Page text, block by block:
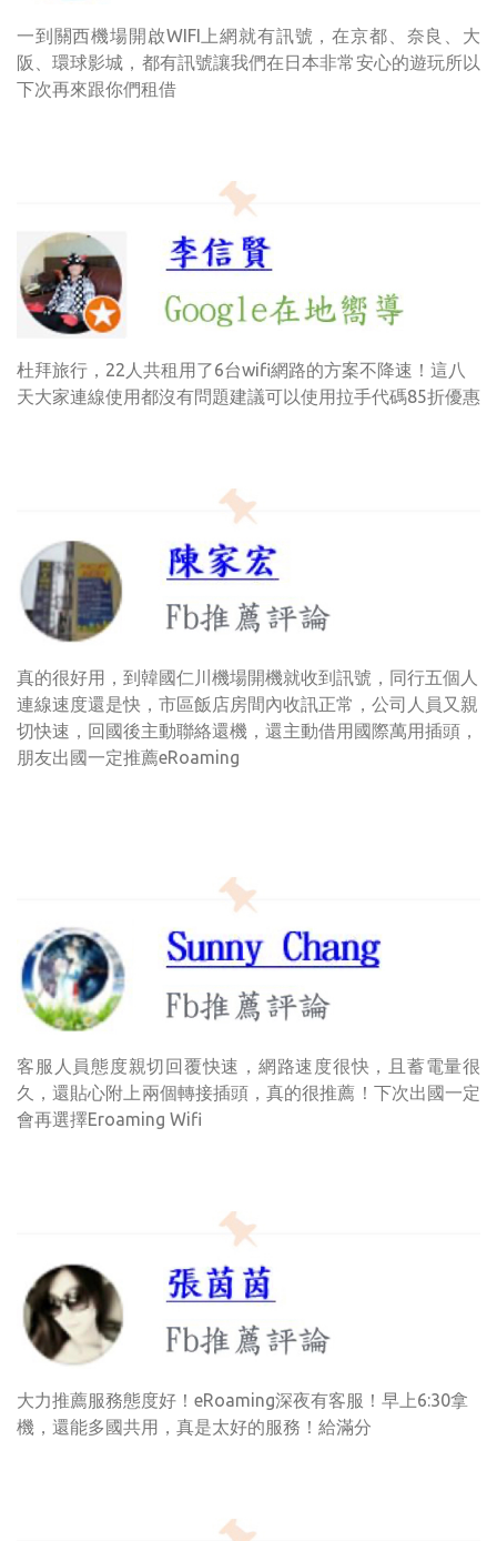
一到關西機場開啟WIFI上網就有訊號，在京都、奈良、大
阪、環球影城，都有訊號讓我們在日本非常安心的遊玩所以
下次再來跟你們租借
杜拜旅行，22人共租用了6台wifi網路的方案不降速！這八
天大家連線使用都沒有問題建議可以使用拉手代碼85折優惠
真的很好用，到韓國仁川機場開機就收到訊號，同行五個人
連線速度還是快，市區飯店房間內收訊正常，公司人員又親
切快速，回國後主動聯絡還機，還主動借用國際萬用插頭，
朋友出國一定推薦eRoaming
客服人員態度親切回覆快速，網路速度很快，且蓄電量很
久，還貼心附上兩個轉接插頭，真的很推薦！下次出國一定
會再選擇Eroaming Wifi
大力推薦服務態度好！eRoaming深夜有客服！早上6:30拿
機，還能多國共用，真是太好的服務！給滿分